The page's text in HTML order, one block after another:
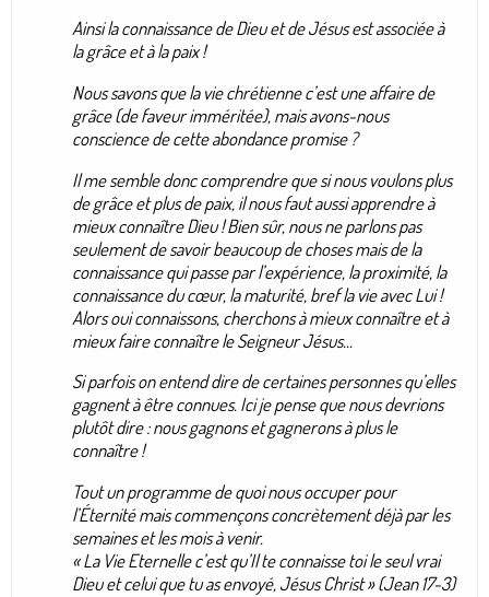
Ainsi la connaissance de Dieu et de Jésus est associée à
la grâce et à la paix !
Nous savons que la vie chrétienne c’est une affaire de
grâce (de faveur imméritée), mais avons-nous
conscience de cette abondance promise ?
Il me semble donc comprendre que si nous voulons plus
de grâce et plus de paix, il nous faut aussi apprendre à
mieux connaître Dieu ! Bien sûr, nous ne parlons pas
seulement de savoir beaucoup de choses mais de la
connaissance qui passe par l’expérience, la proximité, la
connaissance du cœur, la maturité, bref la vie avec Lui !
Alors oui connaissons, cherchons à mieux connaître et à
mieux faire connaître le Seigneur Jésus...
Si parfois on entend dire de certaines personnes qu’elles
gagnent à être connues. Ici je pense que nous devrions
plutôt dire : nous gagnons et gagnerons à plus le
connaître !
Tout un programme de quoi nous occuper pour
l’Éternité mais commençons concrètement déjà par les
semaines et les mois à venir.
« La Vie Eternelle c’est qu’Il te connaisse toi le seul vrai
Dieu et celui que tu as envoyé, Jésus Christ » (Jean 17-3)